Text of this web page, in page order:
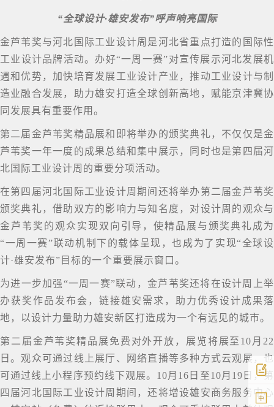
“全球设计·雄安发布”呼声响亮国际
金芦苇奖与河北国际工业设计周是河北省重点打造的国际性
工业设计品牌活动。办好“一周一赛”对宣传展示河北发展机
遇和优势，加快培育发展工业设计产业，推动工业设计与制
造业融合发展，助力雄安打造全球创新高地，赋能京津冀协
同发展具有重要作用。
第二届金芦苇奖精品展和即将举办的颁奖典礼，不仅仅是金
芦苇奖一年一度的成果总结和集中展示，同时也是第四届河
北国际工业设计周的重要分项活动。
在第四届河北国际工业设计周期间还将举办第二届金芦苇奖
颁奖典礼，借助双方的影响力与知名度，对设计周的观众与
金芦苇奖的观众实现双向引导，使精品展与颁奖典礼成为
“一周一赛”联动机制下的载体呈现，也成为了实现“全球设
计·雄安发布”目标的一个重要展示窗口。
为进一步加强“一周一赛”联动，金芦苇奖还将在设计周上举
办获奖作品发布会，链接雄安需求，助力优秀设计成果落
地，以设计力量助力雄安新区打造成为一个有远见的城市。
第二届金芦苇奖精品展免费对外开放，展览将展至10月22
日。观众可通过线上展厅、网络直播等多种方式云观展，也
可通过线上小程序预约线下观展。10月16日至10月19日，第
四届河北国际工业设计周期间，还将增设雄安商务服务中心
中